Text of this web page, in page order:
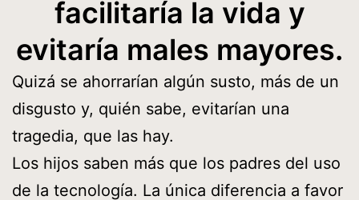
facilitaría la vida y
evitaría males mayores.
Quizá se ahorrarían algún susto, más de un
disgusto y, quién sabe, evitarían una
tragedia, que las hay.
Los hijos saben más que los padres del uso
de la tecnología. La única diferencia a favor